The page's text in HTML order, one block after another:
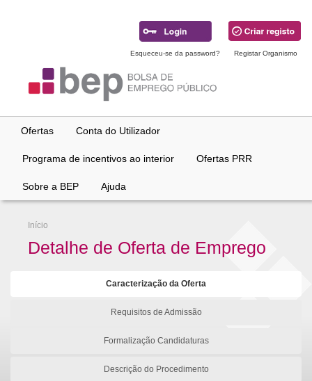
Esqueceu-se da password? Registar Organismo
Ofertas Conta do Utilizador
Programa de incentivos ao interior Ofertas PRR
Sobre a BEP Ajuda
Início
Detalhe de Oferta de Emprego
Caracterização da Oferta
Requisitos de Admissão
Formalização Candidaturas
Descrição do Procedimento